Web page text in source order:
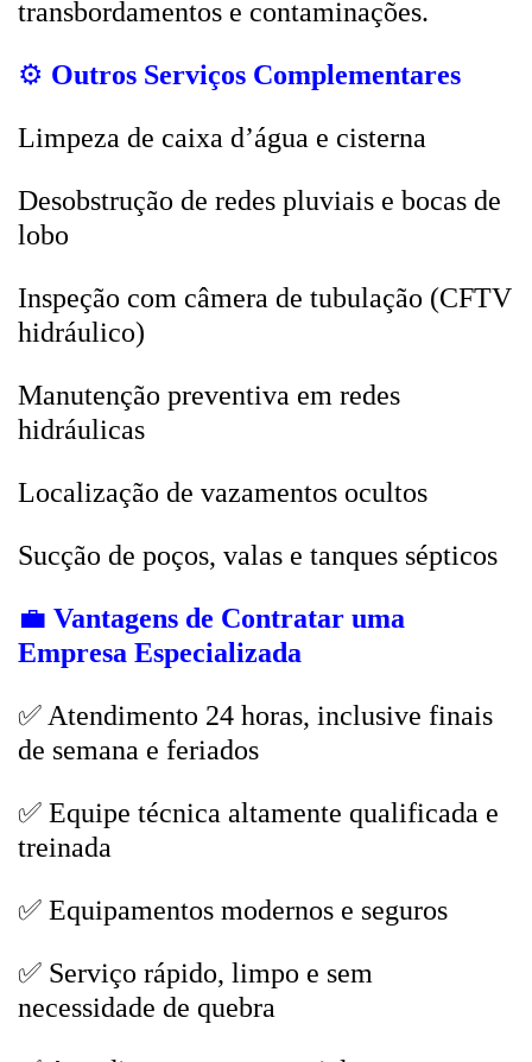
transbordamentos e contaminações.
⚙️ Outros Serviços Complementares
Limpeza de caixa d’água e cisterna
Desobstrução de redes pluviais e bocas de
lobo
Inspeção com câmera de tubulação (CFTV
hidráulico)
Manutenção preventiva em redes
hidráulicas
Localização de vazamentos ocultos
Sucção de poços, valas e tanques sépticos
💼 Vantagens de Contratar uma
Empresa Especializada
✅ Atendimento 24 horas, inclusive finais
de semana e feriados
✅ Equipe técnica altamente qualificada e
treinada
✅ Equipamentos modernos e seguros
✅ Serviço rápido, limpo e sem
necessidade de quebra